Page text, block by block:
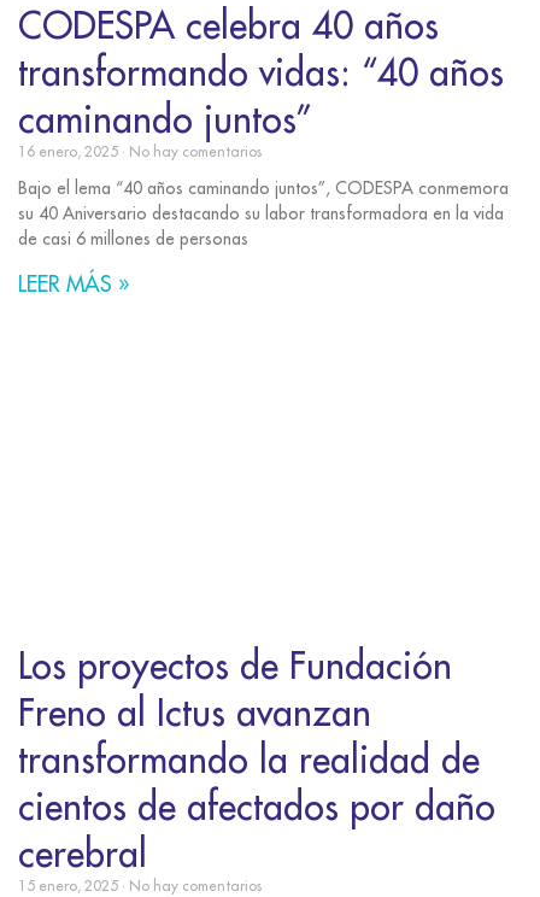
CODESPA celebra 40 años
transformando vidas: “40 años
caminando juntos”
16 enero, 2025 No hay comentarios
Bajo el lema “40 años caminando juntos”, CODESPA conmemora
su 40 Aniversario destacando su labor transformadora en la vida
de casi 6 millones de personas
LEER MÁS »
Los proyectos de Fundación
Freno al Ictus avanzan
transformando la realidad de
cientos de afectados por daño
cerebral
15 enero, 2025 No hay comentarios